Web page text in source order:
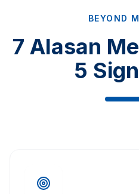
BEYOND
7 Alasan
5